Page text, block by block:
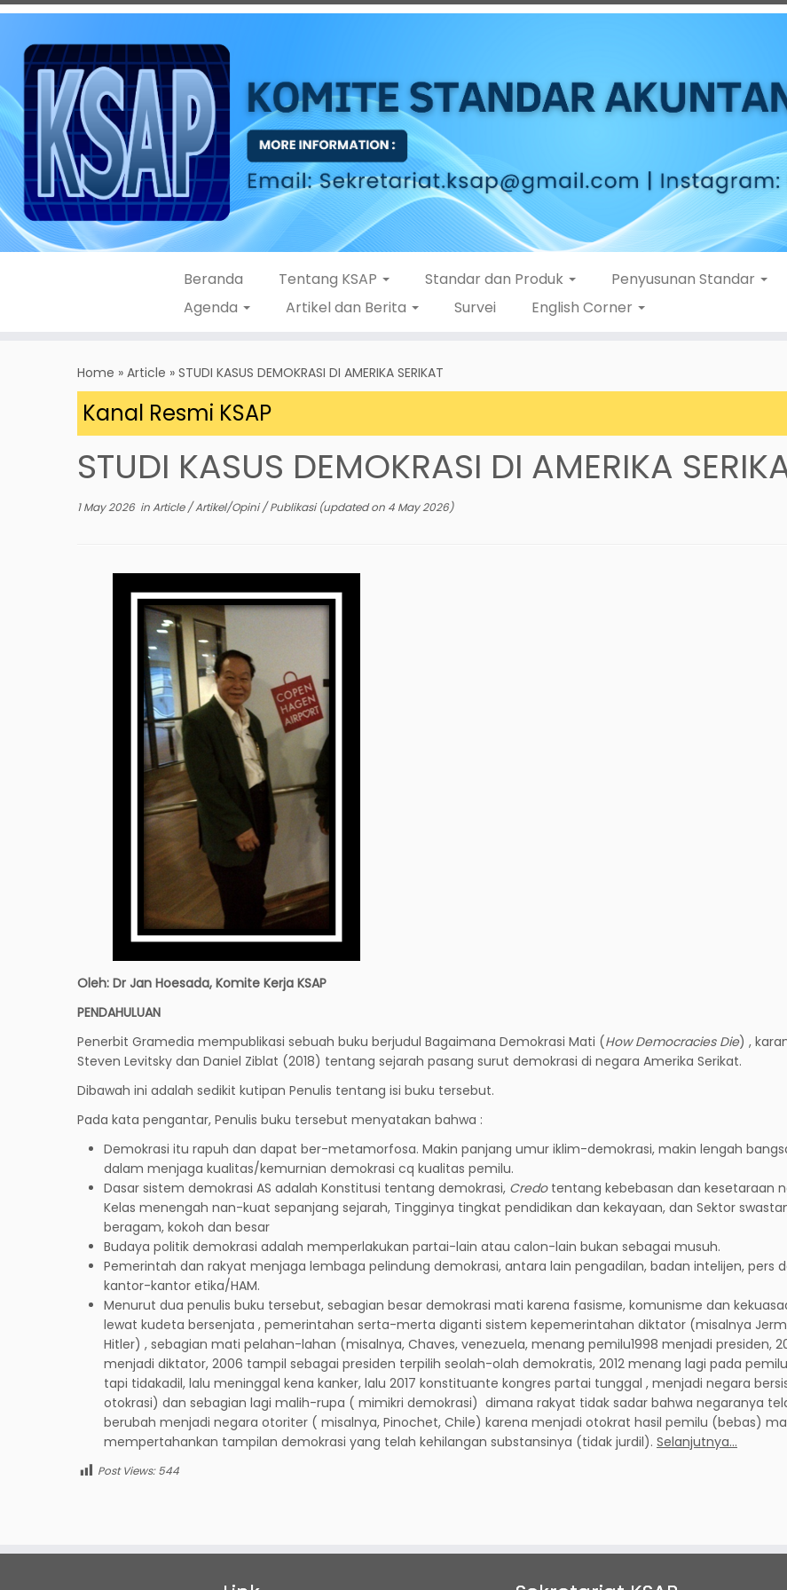
Beranda Tentang KSAP Standar dan Produk Penyusunan Standar
Agenda
Artikel dan Berita Survei English Corner
Home » Article » STUDI KASUS DEMOKRASI DI AMERIKA SERIKAT
di Kanal Resmi KSAP
STUDI KASUS DEMOKRASI DI AMERIKA
1 May 2026inArticle/Artikel/Opini/Publikasi(updated on 4 May 2026)
Oleh: Dr Jan Hoesada, Komite Kerja KSAP
PENDAHULUAN
Penerbit Gramedia mempublikasi sebuah buku berjudul Bagaimana Demokrasi Mati (How Democracies Die) ,
Steven Levitsky dan Daniel Ziblat (2018) tentang sejarah pasang surut demokrasi di negara Amerika Serikat.
Dibawah ini adalah sedikit kutipan Penulis tentang isi buku tersebut.
Pada kata pengantar, Penulis buku tersebut menyatakan bahwa :
Demokrasi itu rapuh dan dapat ber-metamorfosa. Makin panjang umur iklim-demokrasi, makin lengah
dalam menjaga kualitas/kemurnian demokrasi cq kualitas pemilu.
Dasar sistem demokrasi AS adalah Konstitusi tentang demokrasi, Credotentang kebebasan dan kesetaraan
Kelas menengah nan-kuat sepanjang sejarah, Tingginya tingkat pendidikan dan kekayaan, dan Sektor
beragam, kokoh dan besar
Budaya politik demokrasi adalah memperlakukan partai-lain atau calon-lain bukan sebagai musuh.
Pemerintah dan rakyat menjaga lembaga pelindung demokrasi, antara lain pengadilan, badan intelijen, pers
kantor-kantor etika/HAM.
Menurut dua penulis buku tersebut, sebagian besar demokrasi mati karena fasisme, komunisme dan
lewat kudeta bersenjata , pemerintahan serta-merta diganti sistem kepemerintahan diktator (misalnya
Hitler) , sebagian mati pelahan-lahan (misalnya, Chaves, venezuela, menang pemilu1998 menjadi presiden,
menjadi diktator, 2006 tampil sebagai presiden terpilih seolah-olah demokratis, 2012 menang lagi pada
tapi tidakadil, lalu meninggal kena kanker, lalu 2017 konstituante kongres partai tunggal , menjadi negara
otokrasi) dan sebagian lagi malih-rupa ( mimikri demokrasi) dimana rakyat tidak sadar bahwa negaranya
berubah menjadi negara otoriter ( misalnya, Pinochet, Chile) karena menjadi otokrat hasil pemilu (bebas)
mempertahankan tampilan demokrasi yang telah kehilangan substansinya (tidak jurdil). Selanjutnya…
Post Views: 544